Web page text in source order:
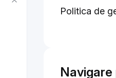
Politica de
Navigare